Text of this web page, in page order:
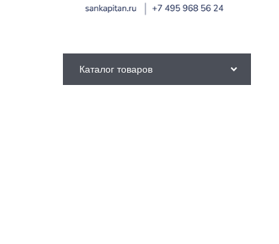
Каталог товаров